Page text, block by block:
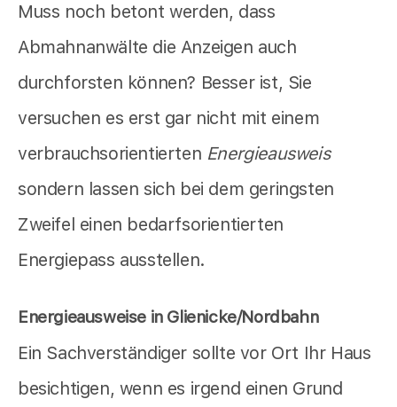
Muss noch betont werden, dass
Abmahnanwälte die Anzeigen auch
durchforsten können? Besser ist, Sie
versuchen es erst gar nicht mit einem
verbrauchsorientierten Energieausweis
sondern lassen sich bei dem geringsten
Zweifel einen bedarfsorientierten
Energiepass ausstellen.
Energieausweise in Glienicke/Nordbahn
Ein Sachverständiger sollte vor Ort Ihr Haus
besichtigen, wenn es irgend einen Grund